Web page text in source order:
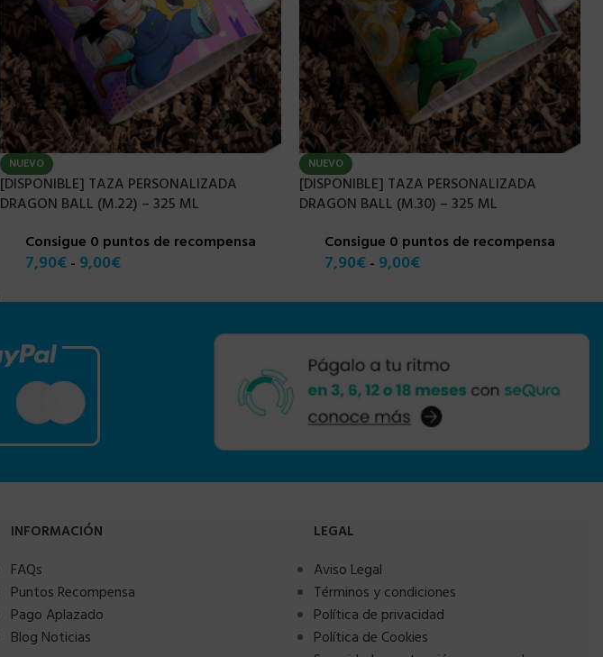
NUEVO
[DISPONIBLE] TAZA PERSONALIZADA
DRAGON BALL (M.22) – 325 ML
Consigue 0 puntos de recompensa
7,90€ - 9,00€
NUEVO
[DISPONIBLE] TAZA PERSONALIZADA
DRAGON BALL (M.30) – 325 ML
Consigue 0 puntos de recompensa
7,90€- 9,00€
INFORMACIÓN
FAQs
Puntos Recompensa
Pago Aplazado
Blog Noticias
LEGAL
Aviso Legal
Términos y condiciones
Política de privacidad
Política de Cookies